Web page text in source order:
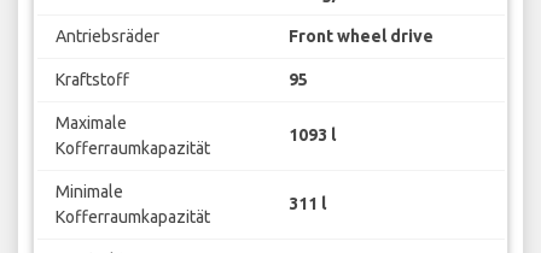
Antriebsräder Front wheel drive
Kraftstoff 95
Maximale
Kofferraumkapazität
1093 l
Minimale
Kofferraumkapazität
311 l